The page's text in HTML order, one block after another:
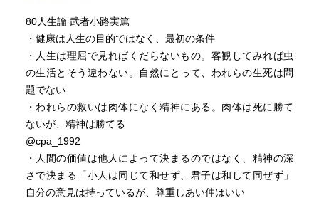
80人生論 武者小路実篤
・健康は人生の目的ではなく、最初の条件
・人生は理屈で見ればくだらないもの。客観してみれば虫
の生活とそう違わない。自然にとって、われらの生死は問
題でない
・われらの救いは肉体になく精神にある。肉体は死に勝て
ないが、精神は勝てる
@cpa_1992
・人間の価値は他人によって決まるのではなく、精神の深
さで決まる「小人は同じて和せず、君子は和して同ぜず」
自分の意見は持っているが、尊重しあい仲はいい